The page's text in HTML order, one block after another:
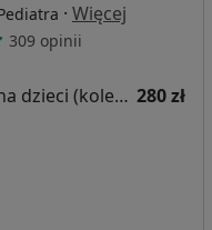
· Więcej
309 opinii
Konsultacja hematologiczna dzieci (kolejna wizyta) 280 zł